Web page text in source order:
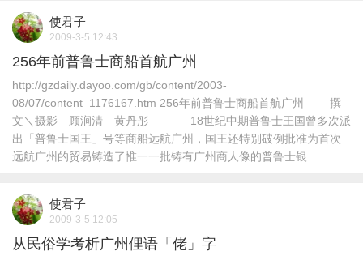
使君子
2009-3-5 12:43
256年前普鲁士商船首航广州
http://gzdaily.dayoo.com/gb/content/2003-
08/07/content_1176167.htm 256年前普鲁士商船首航广州 撰
文＼摄影 顾涧清 黄丹彤 18世纪中期普鲁士王国曾多次派
出「普鲁士国王」号等商船远航广州，国王还特别破例批准为首次
远航广州的贸易铸造了惟一一批铸有广州商人像的普鲁士银 ...
使君子
2009-3-5 12:05
从民俗学考析广州俚语「佬」字